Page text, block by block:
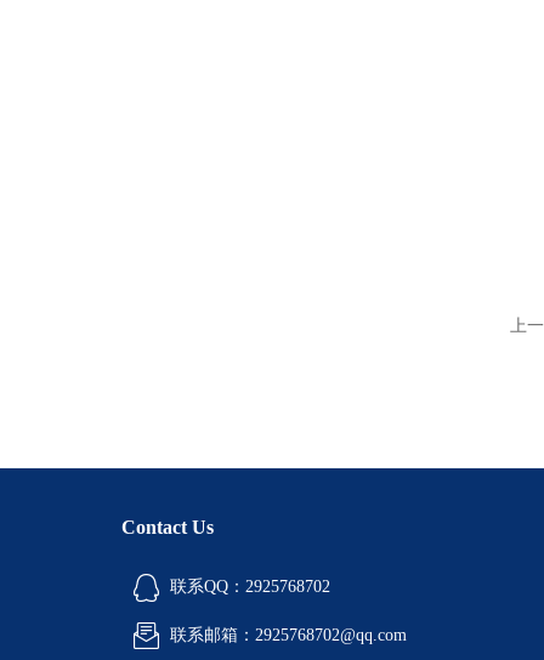
上
Contact Us
联系QQ：2925768702
联系邮箱：2925768702@qq.com